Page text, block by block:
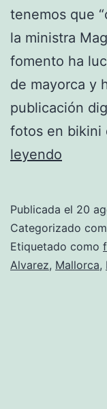
tenemos que
la ministra
fomento ha
de mayorca y
publicación
fotos en bikini
leyendo
o
quizás
Publicada el 20
Categorizado
Etiquetado como
Alvarez, Mallorca,